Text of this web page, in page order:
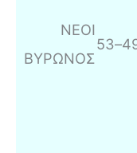
ΝΕΟΙ
ΒΥΡΩΝΟΣ
53–